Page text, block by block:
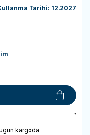
Tarihi: 12.2027
kargoda